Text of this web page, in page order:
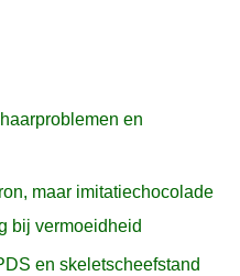
en
maar imitatiechocolade
bij vermoeidheid
en skeletscheefstand